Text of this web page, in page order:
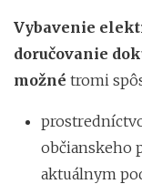
Vybavenie
doručovanie
možné tromi
občianskeho
aktuálnym